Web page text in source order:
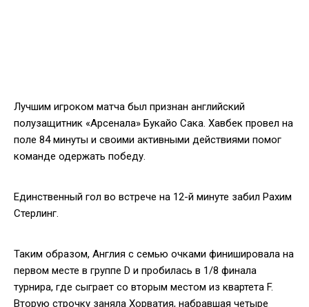
Лучшим игроком матча был признан английский
полузащитник «Арсенала» Букайо Сака. Хавбек провел на
поле 84 минуты и своими активными действиями помог
команде одержать победу.
Единственный гол во встрече на 12-й минуте забил Рахим
Стерлинг.
Таким образом, Англия с семью очками финишировала на
первом месте в группе D и пробилась в 1/8 финала
турнира, где сыграет со вторым местом из квартета F.
Вторую строчку заняла Хорватия, набравшая четыре